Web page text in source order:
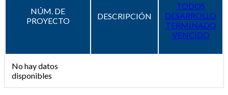
NÚM. DE
PROYECTO
DESCRIPCIÓN
TODOS
DESARROLLO
TERMINADO
VENCIDO
No hay datos
disponibles